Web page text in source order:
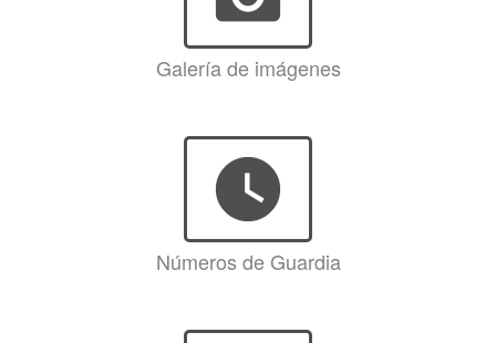
Galería de imágenes
watch_later
Números de Guardia